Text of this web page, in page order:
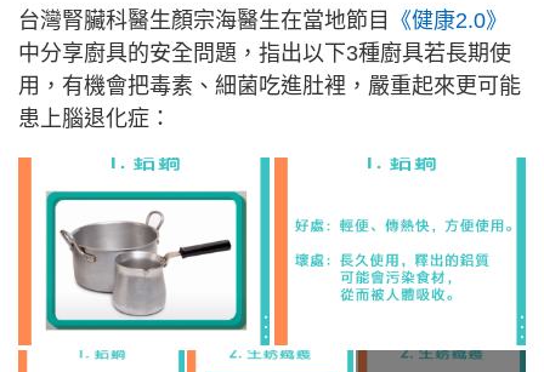
台灣腎臟科醫生顏宗海醫生在當地節目
《健康2.0》
中分享廚具的安全問題，指出以下3種廚具若長期使
用，有機會把毒素、細菌吃進肚裡，嚴重起來更可能
患上腦退化症：